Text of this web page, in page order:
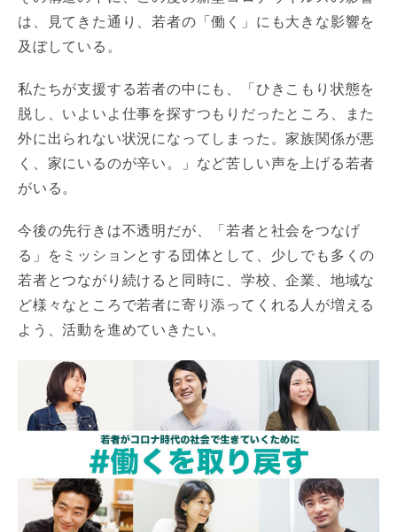
は、見てきた通り、若者の「働く」にも大きな影響を
及ぼしている。
私たちが支援する若者の中にも、「ひきこもり状態を
脱し、いよいよ仕事を探すつもりだったところ、また
外に出られない状況になってしまった。家族関係が悪
く、家にいるのが辛い。」など苦しい声を上げる若者
がいる。
今後の先行きは不透明だが、「若者と社会をつなげ
る」をミッションとする団体として、少しでも多くの
若者とつながり続けると同時に、学校、企業、地域な
ど様々なところで若者に寄り添ってくれる人が増える
よう、活動を進めていきたい。